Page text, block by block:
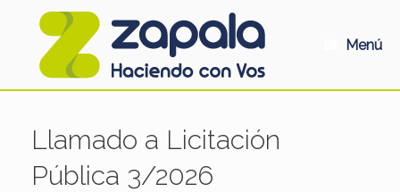
Menú
Llamado a Licitación
Pública 3/2026